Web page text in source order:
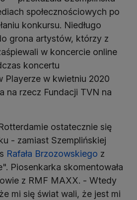
społecznościowych po
konkursu. Niedługo
grona artystów, którzy z
w koncercie online
koncertu
Playerze w kwietniu 2020
na rzecz Fundacji TVN na
ostatecznie się
- zamiast Szemplińskiej
Rafała Brzozowskiego z
Piosenkarka skomentowała
z RMF MAXX. - Wtedy
mi się świat wali, że jest mi